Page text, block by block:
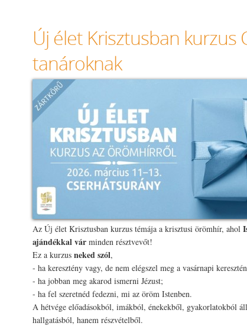
Új élet Krisztusban kurzus
tanároknak
Az Új élet Krisztusban kurzus témája a krisztusi örömhír, ahol
ajándékkal vár minden résztvevőt!
Ez a kurzus neked szól,
- ha keresztény vagy, de nem elégszel meg a vasárnapi
- ha jobban meg akarod ismerni Jézust;
- ha fel szeretnéd fedezni, mi az öröm Istenben.
A hétvége előadásokból, imákból, énekekből, gyakorlatokból
hallgatásból, hanem részvételből.